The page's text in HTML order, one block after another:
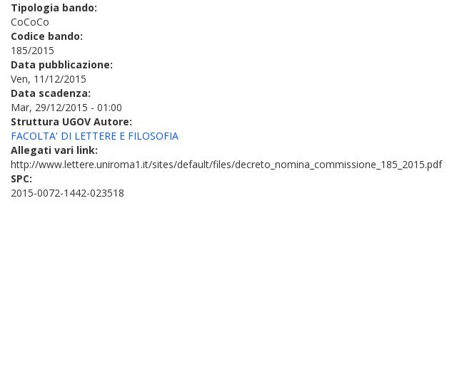
Tipologia bando:
CoCoCo
Codice bando:
185/2015
Data pubblicazione:
Ven, 11/12/2015
Data scadenza:
Mar, 29/12/2015 - 01:00
Struttura UGOV Autore:
FACOLTA' DI LETTERE E FILOSOFIA
Allegati vari link:
http://www.lettere.uniroma1.it/sites/default/files/decreto_nomina_commissione_185_2015.pdf
SPC:
2015-0072-1442-023518